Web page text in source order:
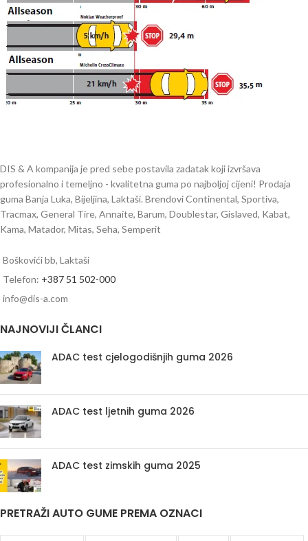
DIS & A kompanija je pred sebe postavila zadatak koji izvršava
profesionalno i temeljno - kvalitetna guma po najboljoj cijeni! Prodaja
guma Banja Luka, Bijeljina, Laktaši. Brendovi Continental, Sportiva,
Tracmax, General Tire, Annaite, Barum, Doublestar, Gislaved, Kabat,
Kama, Matador, Mitas, Seha, Semperit
Boškovići bb, Laktaši
Telefon: +387 51 502-000
info@dis-a.com
NAJNOVIJI ČLANCI
ADAC test cjelogodišnjih guma 2026
ADAC test ljetnih guma 2026
ADAC test zimskih guma 2025
PRETRAŽI AUTO GUME PREMA OZNACI